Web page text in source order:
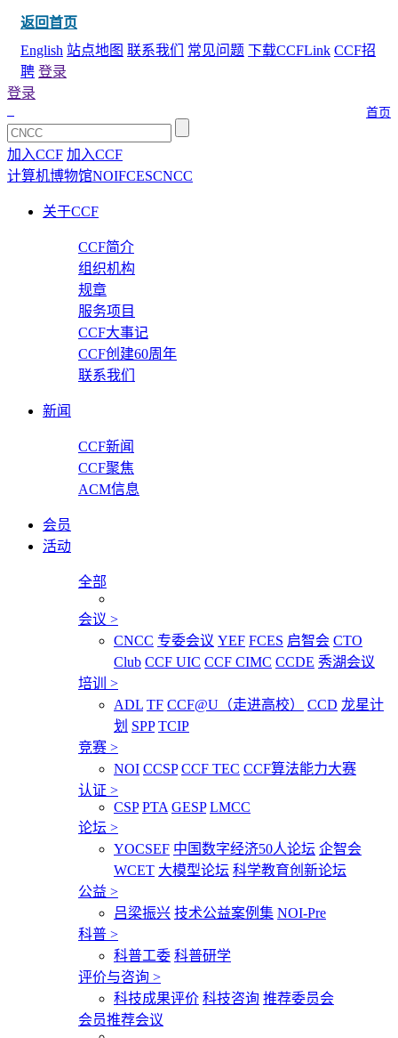
返回首页
English 站点地图 联系我们 常见问题 下载CCFLink CCF招
聘 登录
首页
登录
加入CCF 加入CCF
计算机博物馆NOIFCESCNCC
关于CCF
CCF简介
组织机构
规章
服务项目
CCF大事记
CCF创建60周年
联系我们
新闻
CCF新闻
CCF聚焦
ACM信息
会员
活动
全部
会议 >
CNCC 专委会议 YEF FCES 启智会 CTO
Club CCF UIC CCF CIMC CCDE 秀湖会议
培训 >
ADL TF CCF@U（走进高校） CCD 龙星计
划 SPP TCIP
竞赛 >
NOI CCSP CCF TEC CCF算法能力大赛
认证 >
CSP PTA GESP LMCC
论坛 >
YOCSEF 中国数字经济50人论坛 企智会
WCET 大模型论坛 科学教育创新论坛
公益 >
吕梁振兴 技术公益案例集 NOI-Pre
科普 >
科普工委 科普研学
评价与咨询 >
科技成果评价 科技咨询 推荐委员会
会员推荐会议